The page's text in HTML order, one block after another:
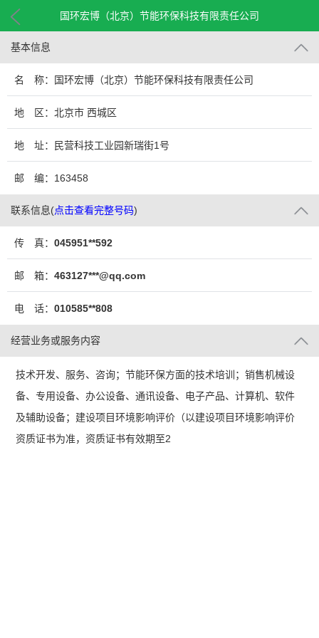
国环宏博（北京）节能环保科技有限责任公司
基本信息
名 称：国环宏博（北京）节能环保科技有限责任公司
地 区：北京市 西城区
地 址：民营科技工业园新瑞街1号
邮 编：163458
联系信息(点击查看完整号码)
传 真： 045951**592
邮 箱： 463127***@qq.com
电 话： 010585**808
经营业务或服务内容
技术开发、服务、咨询；节能环保方面的技术培训；销售机械设
备、专用设备、办公设备、通讯设备、电子产品、计算机、软件
及辅助设备；建设项目环境影响评价（以建设项目环境影响评价
资质证书为准，资质证书有效期至2